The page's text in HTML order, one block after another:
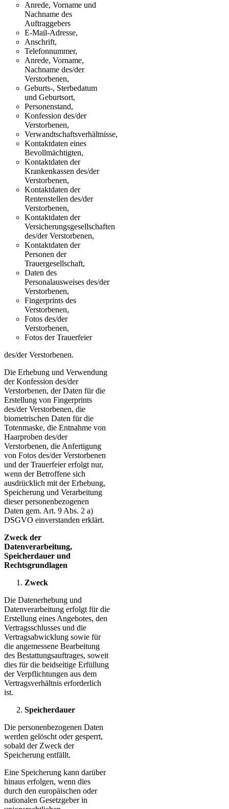
Anrede, Vorname und
Nachname des
Auftraggebers
E-Mail-Adresse,
Anschrift,
Telefonnummer,
Anrede, Vorname,
Nachname des/der
Verstorbenen,
Geburts-, Sterbedatum
und Geburtsort,
Personenstand,
Konfession des/der
Verstorbenen,
Verwandtschaftsverhältnisse,
Kontaktdaten eines
Bevollmächtigten,
Kontaktdaten der
Krankenkassen des/der
Verstorbenen,
Kontaktdaten der
Rentenstellen des/der
Verstorbenen,
Kontaktdaten der
Versicherungsgesellschaften
des/der Verstorbenen,
Kontaktdaten der
Personen der
Trauergesellschaft,
Daten des
Personalausweises des/der
Verstorbenen,
Fingerprints des
Verstorbenen,
Fotos des/der
Verstorbenen,
Fotos der Trauerfeier
des/der Verstorbenen.
Die Erhebung und Verwendung
der Konfession des/der
Verstorbenen, der Daten für die
Erstellung von Fingerprints
des/der Verstorbenen, die
biometrischen Daten für die
Totenmaske, die Entnahme von
Haarproben des/der
Verstorbenen, die Anfertigung
von Fotos des/der Verstorbenen
und der Trauerfeier erfolgt nur,
wenn der Betroffene sich
ausdrücklich mit der Erhebung,
Speicherung und Verarbeitung
dieser personenbezogenen
Daten gem. Art. 9 Abs. 2 a)
DSGVO einverstanden erklärt.
Zweck der
Datenverarbeitung,
Speicherdauer und
Rechtsgrundlagen
Zweck
Die Datenerhebung und
Datenverarbeitung erfolgt für die
Erstellung eines Angebotes, den
Vertragsschlusses und die
Vertragsabwicklung sowie für
die angemessene Bearbeitung
des Bestattungsauftrages, soweit
dies für die beidseitige Erfüllung
der Verpflichtungen aus dem
Vertragsverhältnis erforderlich
ist.
Speicherdauer
Die personenbezogenen Daten
werden gelöscht oder gesperrt,
sobald der Zweck der
Speicherung entfällt.
Eine Speicherung kann darüber
hinaus erfolgen, wenn dies
durch den europäischen oder
nationalen Gesetzgeber in